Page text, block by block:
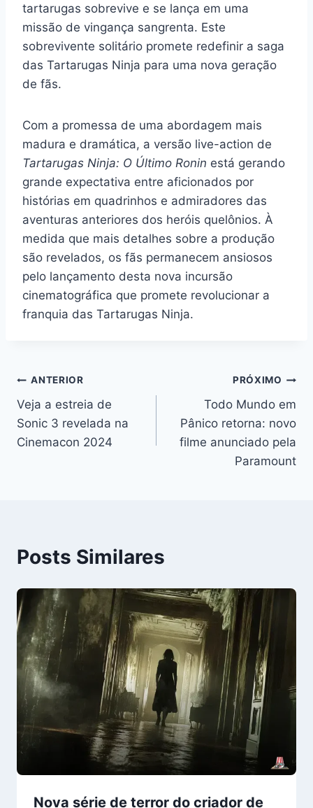
tartarugas sobrevive e se lança em uma
missão de vingança sangrenta. Este
sobrevivente solitário promete redefinir a saga
das Tartarugas Ninja para uma nova geração
de fãs.
Com a promessa de uma abordagem mais
madura e dramática, a versão live-action de
Tartarugas Ninja: O Último Ronin está gerando
grande expectativa entre aficionados por
histórias em quadrinhos e admiradores das
aventuras anteriores dos heróis quelônios. À
medida que mais detalhes sobre a produção
são revelados, os fãs permanecem ansiosos
pelo lançamento desta nova incursão
cinematográfica que promete revolucionar a
franquia das Tartarugas Ninja.
Navegação
de
Post
ANTERIOR
Veja a estreia de
Sonic 3 revelada na
Cinemacon 2024
PRÓXIMO
Todo Mundo em
Pânico retorna: novo
filme anunciado pela
Paramount
Posts Similares
Nova série de terror do criador de